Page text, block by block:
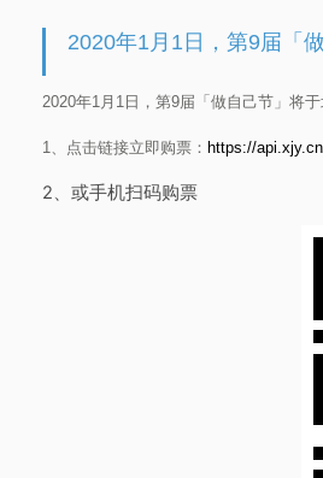
2020年1月1日，第9届「
2020年1月1日，第9届「做自己节」将
1、点击链接立即购票： https://
2、或手机扫码购票